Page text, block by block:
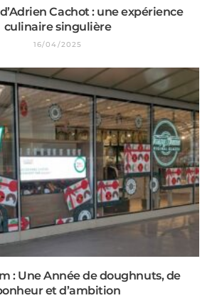
Cachot : une expérience
culinaire singulière
16/04/2025
: Une Année de doughnuts, de
et d’ambition